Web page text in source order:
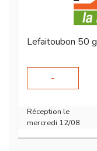
Lefaitoubon 50 g
-
Réception le
mercredi 12/08